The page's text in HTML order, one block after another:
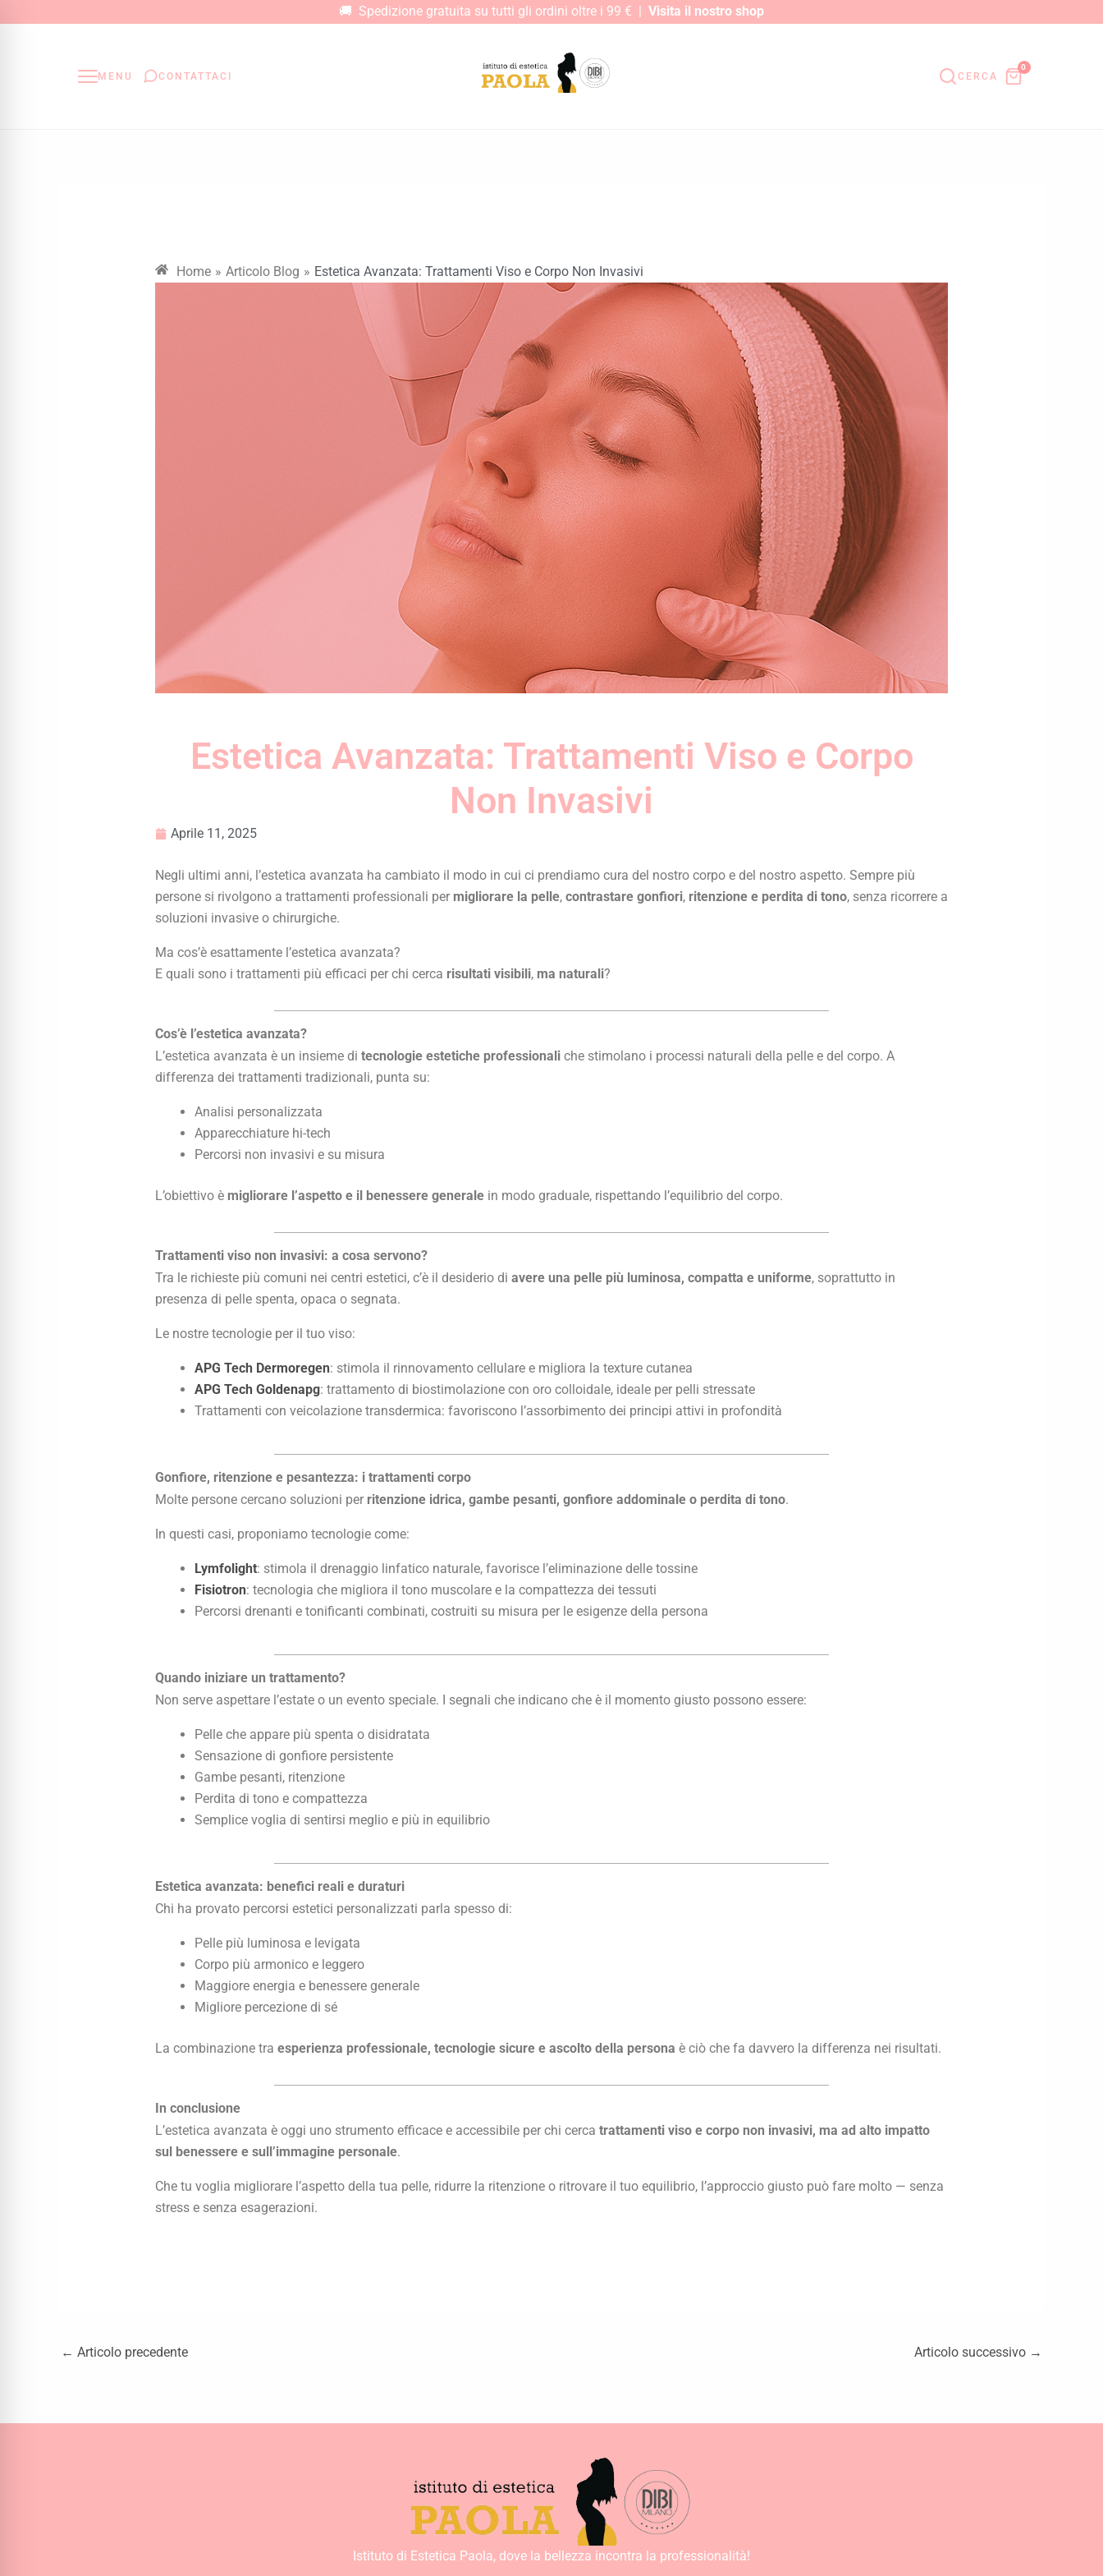
🚚 Spedizione gratuita su tutti gli ordini oltre i 99 € | Visita il nostro shop
MENU CONTATTACI CERCA
0
Home » Articolo Blog » Estetica Avanzata: Trattamenti Viso e Corpo Non Invasivi
Estetica Avanzata: Trattamenti Viso e Corpo
Non Invasivi
Aprile 11, 2025
Negli ultimi anni, l’estetica avanzata ha cambiato il modo in cui ci prendiamo cura del nostro corpo e del nostro aspetto. Sempre più
persone si rivolgono a trattamenti professionali per migliorare la pelle, contrastare gonfiori, ritenzione e perdita di tono, senza ricorrere a
soluzioni invasive o chirurgiche.
Ma cos’è esattamente l’estetica avanzata?
E quali sono i trattamenti più efficaci per chi cerca risultati visibili, ma naturali?
Cos’è l’estetica avanzata?
L’estetica avanzata è un insieme di tecnologie estetiche professionaliche stimolano i processi naturali della pelle e del corpo. A
differenza dei trattamenti tradizionali, punta su:
Analisi personalizzata
Apparecchiature hi-tech
Percorsi non invasivi e su misura
L’obiettivo è migliorare l’aspetto e il benessere generalein modo graduale, rispettando l’equilibrio del corpo.
Trattamenti viso non invasivi: a cosa servono?
Tra le richieste più comuni nei centri estetici, c’è il desiderio di avere una pelle più luminosa, compatta e uniforme, soprattutto in
presenza di pelle spenta, opaca o segnata.
Le nostre tecnologie per il tuo viso:
APG Tech Dermoregen: stimola il rinnovamento cellulare e migliora la texture cutanea
APG Tech Goldenapg: trattamento di biostimolazione con oro colloidale, ideale per pelli stressate
Trattamenti con veicolazione transdermica: favoriscono l’assorbimento dei principi attivi in profondità
Gonfiore, ritenzione e pesantezza: i trattamenti corpo
Molte persone cercano soluzioni per ritenzione idrica, gambe pesanti, gonfiore addominale o perdita di tono.
In questi casi, proponiamo tecnologie come:
Lymfolight: stimola il drenaggio linfatico naturale, favorisce l’eliminazione delle tossine
Fisiotron: tecnologia che migliora il tono muscolare e la compattezza dei tessuti
Percorsi drenanti e tonificanti combinati, costruiti su misura per le esigenze della persona
Quando iniziare un trattamento?
Non serve aspettare l’estate o un evento speciale. I segnali che indicano che è il momento giusto possono essere:
Pelle che appare più spenta o disidratata
Sensazione di gonfiore persistente
Gambe pesanti, ritenzione
Perdita di tono e compattezza
Semplice voglia di sentirsi meglio e più in equilibrio
Estetica avanzata: benefici reali e duraturi
Chi ha provato percorsi estetici personalizzati parla spesso di:
Pelle più luminosa e levigata
Corpo più armonico e leggero
Maggiore energia e benessere generale
Migliore percezione di sé
La combinazione tra esperienza professionale, tecnologie sicure e ascolto della persona è ciò che fa davvero la differenza nei risultati.
In conclusione
L’estetica avanzata è oggi uno strumento efficace e accessibile per chi cerca trattamenti viso e corpo non invasivi, ma ad alto impatto
sul benessere e sull’immagine personale.
Che tu voglia migliorare l’aspetto della tua pelle, ridurre la ritenzione o ritrovare il tuo equilibrio, l’approccio giusto può fare molto — senza
stress e senza esagerazioni.
← Articolo precedente Articolo successivo →
Istituto di Estetica Paola, dove la bellezza incontra la professionalità!